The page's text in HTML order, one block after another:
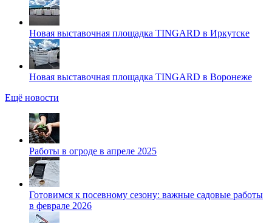
Новая выставочная площадка TINGARD в Иркутске
Новая выставочная площадка TINGARD в Воронеже
Ещё новости
Работы в огроде в апреле 2025
Готовимся к посевному сезону: важные садовые работы
в феврале 2026